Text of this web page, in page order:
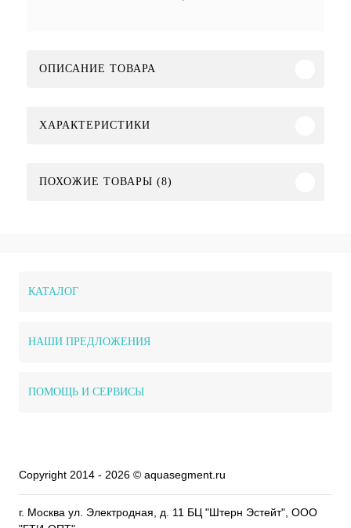
ОПИСАНИЕ ТОВАРА
ХАРАКТЕРИСТИКИ
ПОХОЖИЕ ТОВАРЫ (8)
КАТАЛОГ
НАШИ ПРЕДЛОЖЕНИЯ
ПОМОЩЬ И СЕРВИСЫ
Copyright 2014 - 2026 © aquasegment.ru
г. Москва ул. Электродная, д. 11 БЦ "Штерн Эстейт", ООО